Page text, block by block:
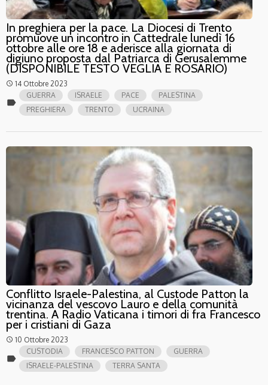
In preghiera per la pace. La Diocesi di Trento
promuove un incontro in Cattedrale lunedì 16
ottobre alle ore 18 e aderisce alla giornata di
digiuno proposta dal Patriarca di Gerusalemme
(DISPONIBILE TESTO VEGLIA E ROSARIO)
access_time 14 Ottobre 2023
label
GUERRA ISRAELE PACE
PALESTINA
PREGHIERA
TRENTO UCRAINA
Conflitto Israele-Palestina, al Custode Patton la
vicinanza del vescovo Lauro e della comunità
trentina. A Radio Vaticana i timori di fra Francesco
per i cristiani di Gaza
access_time 10 Ottobre 2023
label
CUSTODIA FRANCESCO PATTON
GUERRA
ISRAELE-PALESTINA
TERRA SANTA